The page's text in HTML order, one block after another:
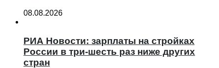
08.08.2026
РИА Новости: зарплаты на стройках
России в три-шесть раз ниже других
стран